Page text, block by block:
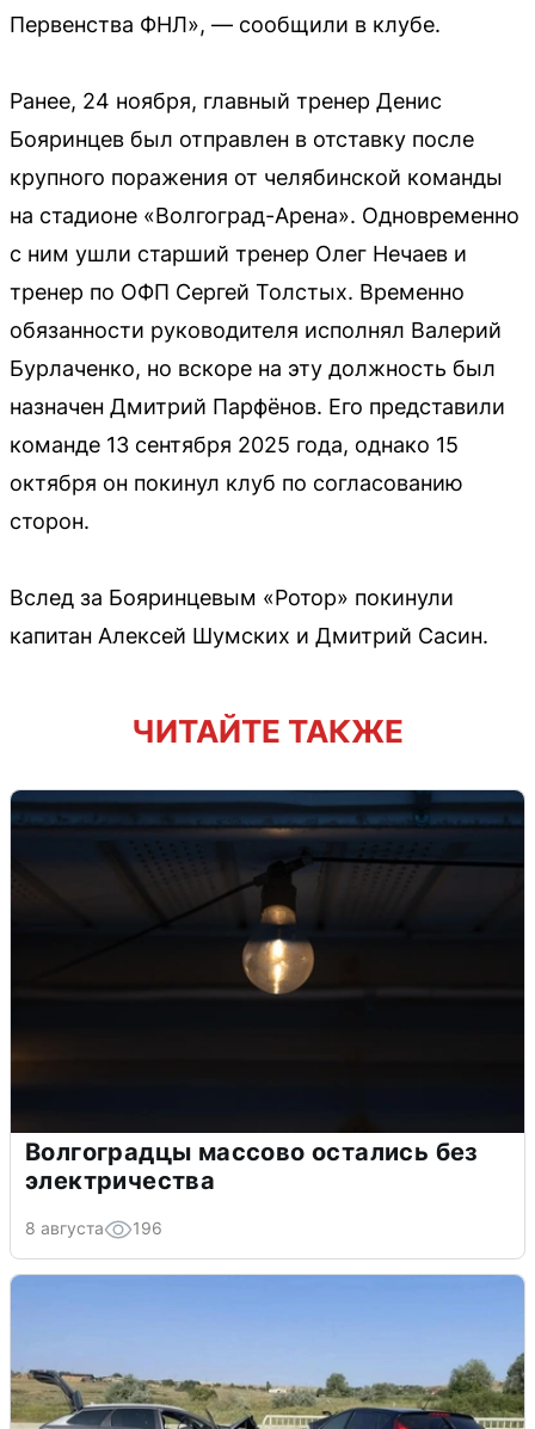
Первенства ФНЛ», — сообщили в клубе.
Ранее, 24 ноября, главный тренер Денис
Бояринцев был отправлен в отставку после
крупного поражения от челябинской команды
на стадионе «Волгоград-Арена». Одновременно
с ним ушли старший тренер Олег Нечаев и
тренер по ОФП Сергей Толстых. Временно
обязанности руководителя исполнял Валерий
Бурлаченко, но вскоре на эту должность был
назначен Дмитрий Парфёнов. Его представили
команде 13 сентября 2025 года, однако 15
октября он покинул клуб по согласованию
сторон.
Вслед за Бояринцевым «Ротор» покинули
капитан Алексей Шумских и Дмитрий Сасин.
ЧИТАЙТЕ ТАКЖЕ
Волгоградцы массово остались без
электричества
8 августа 196